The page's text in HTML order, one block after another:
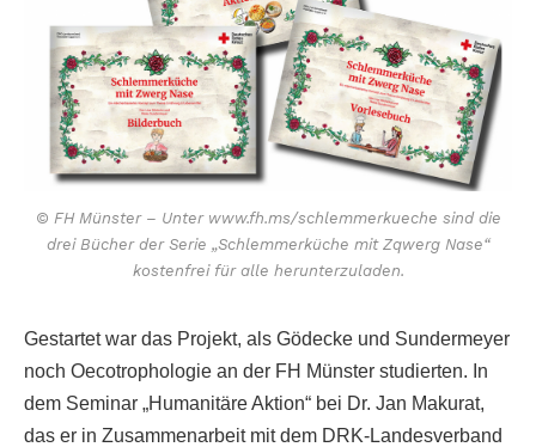
© FH Münster – Unter www.fh.ms/schlemmerkueche sind die
drei Bücher der Serie „Schlemmerküche mit Zqwerg Nase“
kostenfrei für alle herunterzuladen.
Gestartet war das Projekt, als Gödecke und Sundermeyer
noch Oecotrophologie an der FH Münster studierten. In
dem Seminar „Humanitäre Aktion“ bei Dr. Jan Makurat,
das er in Zusammenarbeit mit dem DRK-Landesverband